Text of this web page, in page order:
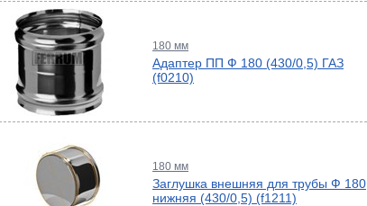
пр.
180 мм
Адаптер ПП Ф 180 (430/0,5) ГАЗ
(f0210)
180 мм
Заглушка внешняя для трубы Ф 180
нижняя (430/0,5) (f1211)